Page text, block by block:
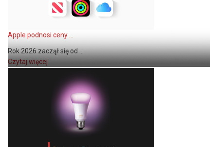
Apple podnosi ceny ...
Rok 2026 zaczął się od ...
Czytaj więcej